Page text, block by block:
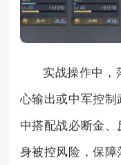
实战操作中，
心输出或中军控
中搭配战必断金
身被控风险，保